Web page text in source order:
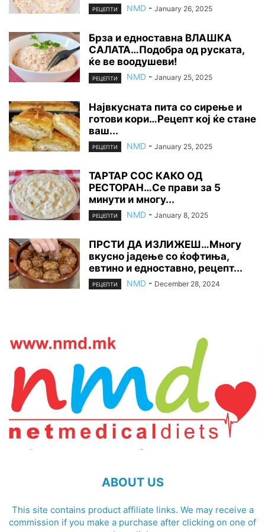
РЕЦЕПТИ NMD - January 26, 2025
Брза и едноставна ВЛАШКА
САЛАТА…Подобра од руската,
ќе ве воодушеви!
РЕЦЕПТИ NMD - January 25, 2025
Највкусната пита со сирење и
готови кори…Рецепт кој ќе стане
ваш...
РЕЦЕПТИ NMD - January 25, 2025
ТАРТАР СОС КАКО ОД
РЕСТОРАН…Се прави за 5
минути и многу...
РЕЦЕПТИ NMD - January 8, 2025
ПРСТИ ДА ИЗЛИЖЕШ…Многу
вкусно јадење со ќофтиња,
евтино и едноставно, рецепт...
РЕЦЕПТИ NMD - December 28, 2024
ABOUT US
This site contains product affiliate links. We may receive a
commission if you make a purchase after clicking on one of